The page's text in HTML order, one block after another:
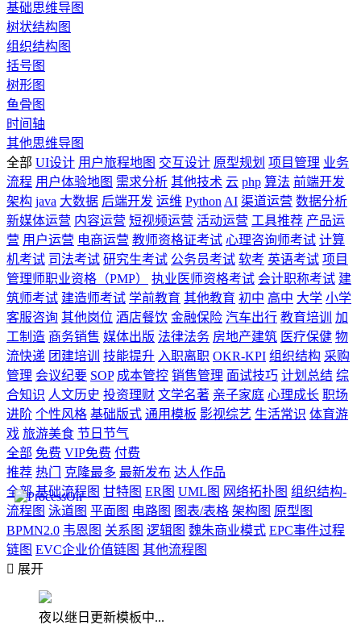
基础思维导图
树状结构图
组织结构图
括号图
树形图
鱼骨图
时间轴
其他思维导图
全部 UI设计 用户旅程地图 交互设计 原型规划 项目管理 业务
流程 用户体验地图 需求分析 其他技术 云 php 算法 前端开发
架构 java 大数据 后端开发 运维 Python AI 渠道运营 数据分析
新媒体运营 内容运营 短视频运营 活动运营 工具推荐 产品运
营 用户运营 电商运营 教师资格证考试 心理咨询师考试 计算
机考试 司法考试 研究生考试 公务员考试 软考 英语考试 项目
管理师职业资格（PMP）
执业医师资格考试 会计职称考试 建
筑师考试 建造师考试 学前教育 其他教育 初中 高中 大学 小学
客服咨询 其他岗位 酒店餐饮 金融保险 汽车出行 教育培训
加
工制造 商务销售 媒体出版 法律法务 房地产建筑 医疗保健 物
流快递 团建培训 技能提升 入职离职 OKR-KPI 组织结构 采购
管理 会议纪要 SOP 成本管控 销售管理 面试技巧 计划总结 综
合知识 人文历史 投资理财 文学名著 亲子家庭 心理成长 职场
进阶 个性风格 基础版式 通用模板 影视综艺 生活常识 体育游
戏 旅游美食 节日节气
全部 免费 VIP免费 付费
推荐 热门 克隆最多 最新发布 达人作品
全部 基础流程图 甘特图 ER图 UML图 网络拓扑图 组织结构-
流程图 泳道图 平面图 电路图 图表/表格 架构图 原型图
BPMN2.0 韦恩图 关系图 逻辑图 魏朱商业模式 EPC事件过程
链图 EVC企业价值链图 其他流程图
 展开
夜以继日更新模板中...